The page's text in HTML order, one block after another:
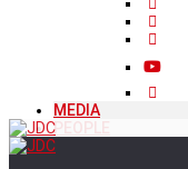
MEDIA
PEOPLE